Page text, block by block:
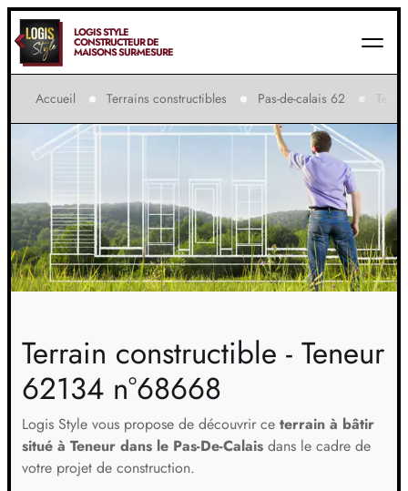
LOGIS STYLE
CONSTRUCTEUR DE
MAISONS SUR-MESURE
Accueil Terrains constructibles Pas-de-calais 62
Terrain constructible - Teneur
62134 n°68668
Logis Style vous propose de découvrir ce terrain à bâtir
situé à Teneur dans le Pas-De-Calais dans le cadre de
votre projet de construction.